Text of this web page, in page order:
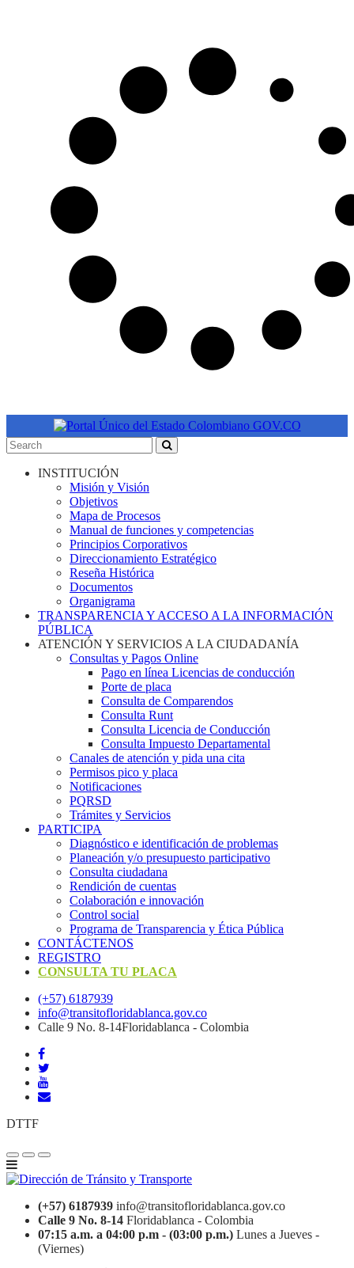
INSTITUCIÓN
Misión y Visión
Objetivos
Mapa de Procesos
Manual de funciones y competencias
Principios Corporativos
Direccionamiento Estratégico
Reseña Histórica
Documentos
Organigrama
TRANSPARENCIA Y ACCESO A LA INFORMACIÓN
PÚBLICA
ATENCIÓN Y SERVICIOS A LA CIUDADANÍA
Consultas y Pagos Online
Pago en línea Licencias de conducción
Porte de placa
Consulta de Comparendos
Consulta Runt
Consulta Licencia de Conducción
Consulta Impuesto Departamental
Canales de atención y pida una cita
Permisos pico y placa
Notificaciones
PQRSD
Trámites y Servicios
PARTICIPA
Diagnóstico e identificación de problemas
Planeación y/o presupuesto participativo​
Consulta ciudadana
Rendición de cuentas
Colaboración e innovación
Control social
Programa de Transparencia y Ética Pública
CONTÁCTENOS
REGISTRO
CONSULTA TU PLACA
(+57) 6187939
info@transitofloridablanca.gov.co
Calle 9 No. 8-14Floridablanca - Colombia
DTTF
(+57) 6187939 info@transitofloridablanca.gov.co
Calle 9 No. 8-14 Floridablanca - Colombia
07:15 a.m. a 04:00 p.m - (03:00 p.m.) Lunes a Jueves -
(Viernes)